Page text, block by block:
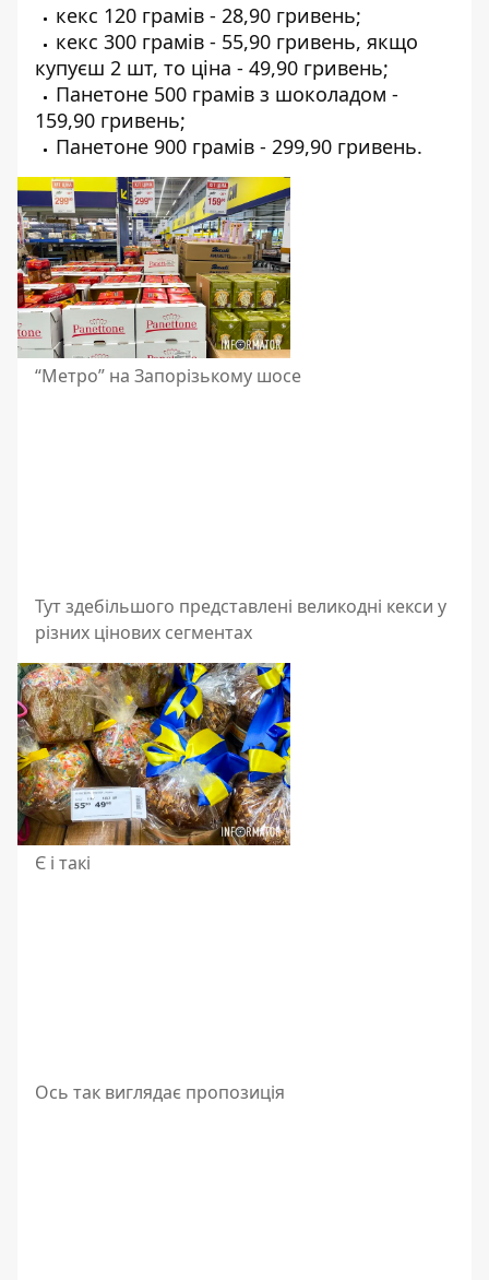
кекс 120 грамів - 28,90 гривень;
кекс 300 грамів - 55,90 гривень, якщо
купуєш 2 шт, то ціна - 49,90 гривень;
Панетоне 500 грамів з шоколадом -
159,90 гривень;
Панетоне 900 грамів - 299,90 гривень.
“Метро” на Запорізькому шосе
Тут здебільшого представлені великодні кекси у
різних цінових сегментах
Є і такі
Ось так виглядає пропозиція